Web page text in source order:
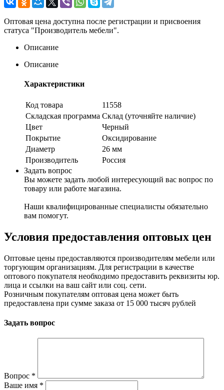
Оптовая цена доступна после регистрации и присвоения
статуса "Производитель мебели".
Описание
Описание
Характеристики
Код товара
11558
Складская программа Склад (уточняйте наличие)
Цвет
Черный
Покрытие
Оксидирование
Диаметр
26 мм
Производитель
Россия
Задать вопрос
Вы можете задать любой интересующий вас вопрос по
товару или работе магазина.
Наши квалифицированные специалисты обязательно
вам помогут.
Условия предоставления оптовых цен
Оптовые цены предоставляются производителям мебели или
торгующим организациям. Для регистрации в качестве
оптового покупателя необходимо предоставить реквизиты юр.
лица и ссылки на ваш сайт или соц. сети.
Розничным покупателям оптовая цена может быть
предоставлена при сумме заказа от 15 000 тысяч рублей
Задать вопрос
Вопрос *
Ваше имя *